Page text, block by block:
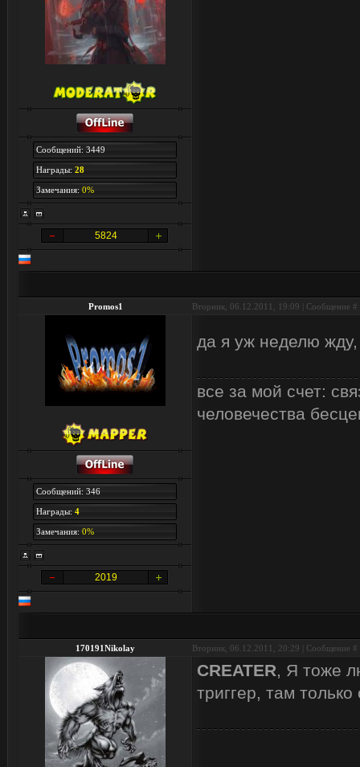
Сообщений: 3449
Награды: 28
Замечания: 0%
5824
Promos1 Вторник, 06.12.2011, 19:09 | Сообщение #
Сообщений: 346
Награды: 4
Замечания: 0%
2019
да я уж неделю
все за мой счет:
человечества
170191Nikolay Вторник, 06.12.2011, 20:29 | Сообщение #
CREATER, Я тоже
триггер, там только